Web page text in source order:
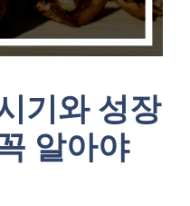
기와 성장
알아야